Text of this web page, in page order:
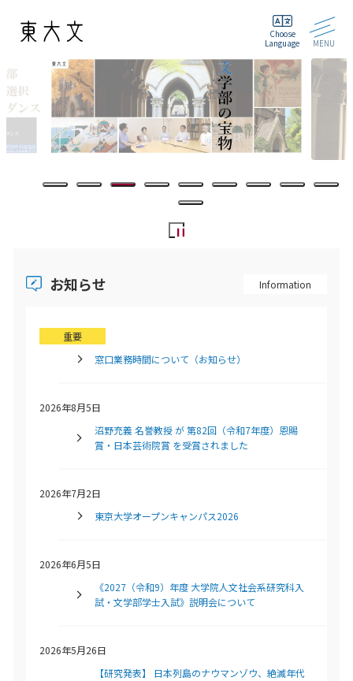
Choose
Language
MENU
お知らせ Information
重要
窓口業務時間について（お知らせ）
2026年8月5日
沼野充義 名誉教授 が 第82回（令和7年度）恩賜
賞・日本芸術院賞 を受賞されました
2026年7月2日
東京大学オープンキャンパス2026
2026年6月5日
《2027（令和9）年度 大学院人文社会系研究科入
試・文学部学士入試》説明会について
2026年5月26日
【研究発表】 日本列島のナウマンゾウ、絶滅年代